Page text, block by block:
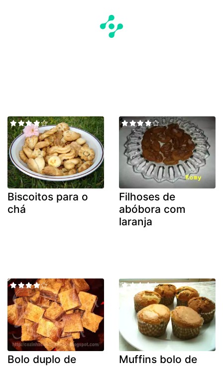
Biscoitos para o
chá
Filhoses de
abóbora com
laranja
Bolo duplo de
Muffins bolo de